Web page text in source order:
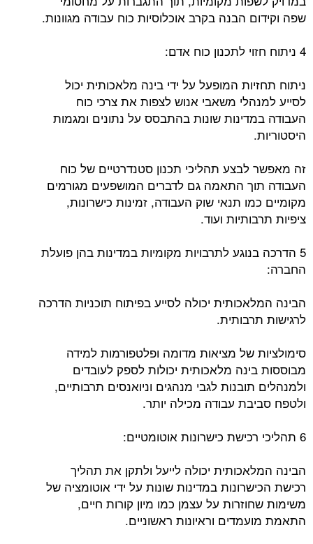
שפה וקידום הבנה בקרב אוכלוסיות כוח עבודה מגוונות.
4 ניתוח חזוי לתכנון כוח אדם:
ניתוח תחזיות המופעל על ידי בינה מלאכותית יכול
לסייע למנהלי משאבי אנוש לצפות את צרכי כוח
העבודה במדינות שונות בהתבסס על נתונים ומגמות
היסטוריות.
זה מאפשר לבצע תהליכי תכנון סטנדרטיים של כוח
העבודה תוך התאמה גם לדברים המושפעים מגורמים
מקומיים כמו תנאי שוק העבודה, זמינות כישרונות,
ציפיות תרבותיות ועוד.
5 הדרכה בנוגע לתרבויות מקומיות במדינות בהן פועלת
החברה:
הבינה המלאכותית יכולה לסייע בפיתוח תוכניות הדרכה
לרגישות תרבותית.
סימולציות של מציאות מדומה ופלטפורמות למידה
מבוססות בינה מלאכותית יכולות לספק לעובדים
ולמנהלים תובנות לגבי מנהגים וניואנסים תרבותיים,
ולטפח סביבת עבודה מכילה יותר.
6 תהליכי רכישת כישרונות אוטומטיים:
הבינה המלאכותית יכולה לייעל ולתקן את תהליך
רכישת הכישרונות במדינות שונות על ידי אוטומציה של
משימות שחוזרות על עצמן כמו מיון קורות חיים,
התאמת מועמדים וראיונות ראשוניים.